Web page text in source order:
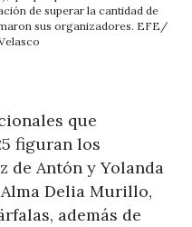
de superar la cantidad de
sus organizadores. EFE/
que
figuran los
de Antón y Yolanda
Delia Murillo,
, además de